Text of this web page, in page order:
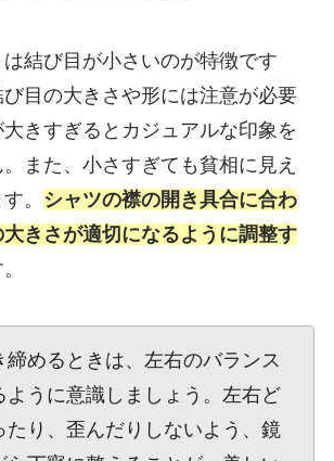
結び目が小さいのが特徴です
目の大きさや形には注意が必要
きすぎるとカジュアルな印象を
また、小さすぎても貧相に見え
。
シャツの襟の開き具合に合わ
きさが適切になるように調整す
締めるときは、左右のバランス
ように意識しましょう。左右ど
たり、歪んだりしないよう、鏡